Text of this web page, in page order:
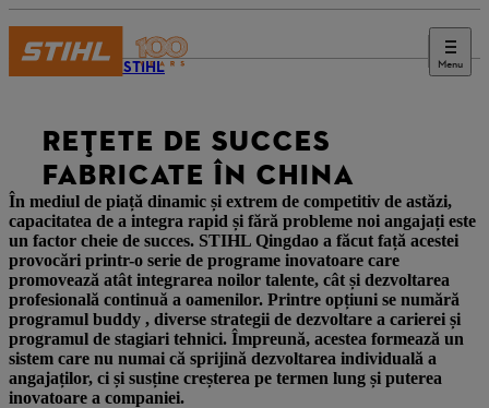
Menu
Revista STIHL
REȚETE DE SUCCES
FABRICATE ÎN CHINA
În mediul de piață dinamic și extrem de competitiv de astăzi,
capacitatea de a integra rapid și fără probleme noi angajați este
un factor cheie de succes. STIHL Qingdao a făcut față acestei
provocări printr-o serie de programe inovatoare care
promovează atât integrarea noilor talente, cât și dezvoltarea
profesională continuă a oamenilor. Printre opțiuni se numără
programul buddy , diverse strategii de dezvoltare a carierei și
programul de stagiari tehnici. Împreună, acestea formează un
sistem care nu numai că sprijină dezvoltarea individuală a
angajaților, ci și susține creșterea pe termen lung și puterea
inovatoare a companiei.